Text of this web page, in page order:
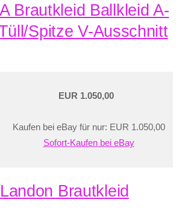
Brautkleid Ballkleid A-
Spitze V-Ausschnitt
EUR 1.050,00
Kaufen bei eBay für nur: EUR 1.050,00
Sofort-Kaufen bei eBay
Brautkleid